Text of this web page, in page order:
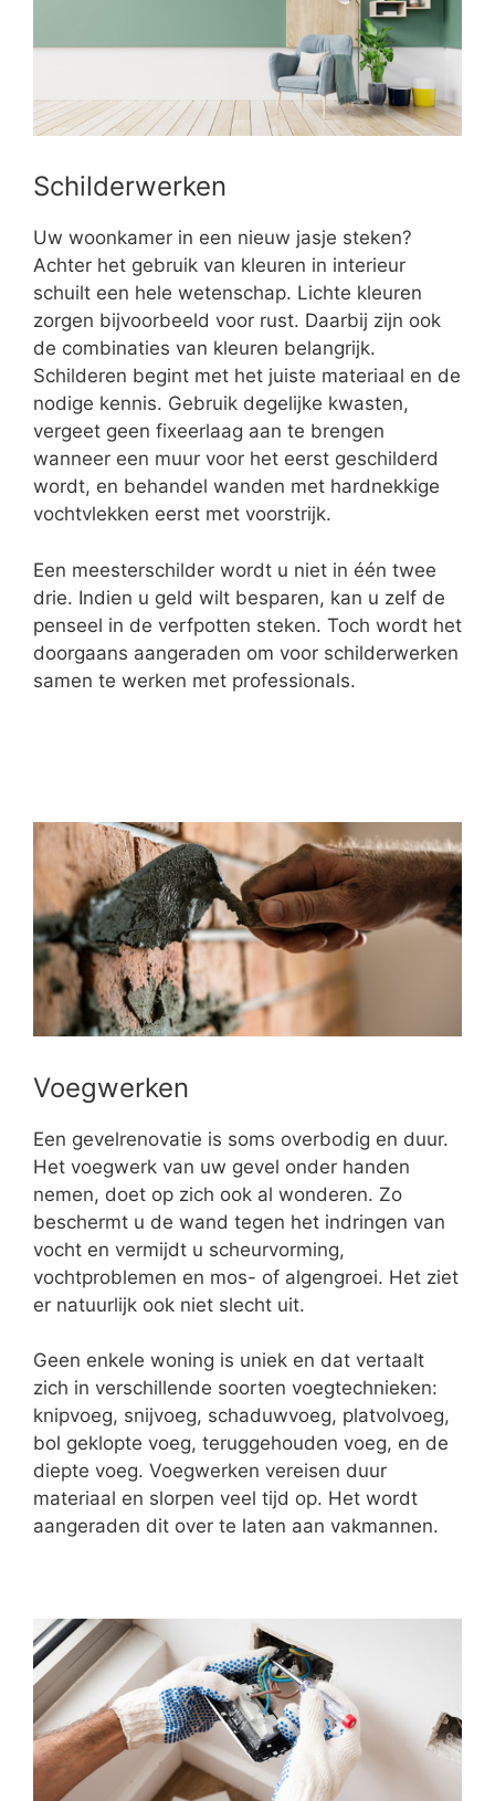
Schilderwerken
Uw woonkamer in een nieuw jasje steken?
Achter het gebruik van kleuren in interieur
schuilt een hele wetenschap. Lichte kleuren
zorgen bijvoorbeeld voor rust. Daarbij zijn ook
de combinaties van kleuren belangrijk.
Schilderen begint met het juiste materiaal en de
nodige kennis. Gebruik degelijke kwasten,
vergeet geen fixeerlaag aan te brengen
wanneer een muur voor het eerst geschilderd
wordt, en behandel wanden met hardnekkige
vochtvlekken eerst met voorstrijk.
Een meesterschilder wordt u niet in één twee
drie. Indien u geld wilt besparen, kan u zelf de
penseel in de verfpotten steken. Toch wordt het
doorgaans aangeraden om voor schilderwerken
samen te werken met professionals.
Voegwerken
Een gevelrenovatie is soms overbodig en duur.
Het voegwerk van uw gevel onder handen
nemen, doet op zich ook al wonderen. Zo
beschermt u de wand tegen het indringen van
vocht en vermijdt u scheurvorming,
vochtproblemen en mos- of algengroei. Het ziet
er natuurlijk ook niet slecht uit.
Geen enkele woning is uniek en dat vertaalt
zich in verschillende soorten voegtechnieken:
knipvoeg, snijvoeg, schaduwvoeg, platvolvoeg,
bol geklopte voeg, teruggehouden voeg, en de
diepte voeg. Voegwerken vereisen duur
materiaal en slorpen veel tijd op. Het wordt
aangeraden dit over te laten aan vakmannen.